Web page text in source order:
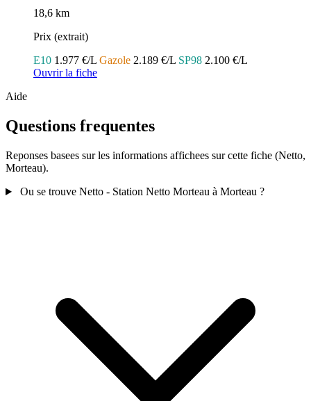
18,6 km
Prix (extrait)
E10 1.977 €/L Gazole 2.189 €/L SP98 2.100 €/L
Ouvrir la fiche
Aide
Questions frequentes
Reponses basees sur les informations affichees sur cette fiche (Netto,
Morteau).
Ou se trouve Netto - Station Netto Morteau à Morteau ?